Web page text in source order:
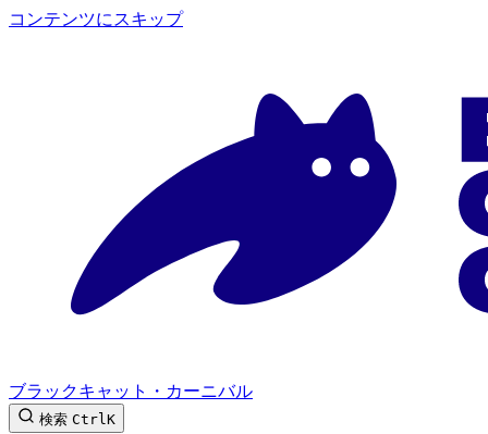
コンテンツにスキップ
ブラックキャット・カーニバル
検索 CtrlK